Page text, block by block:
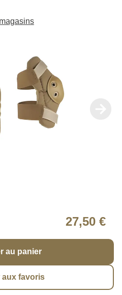
27,50 €
au panier
aux favoris